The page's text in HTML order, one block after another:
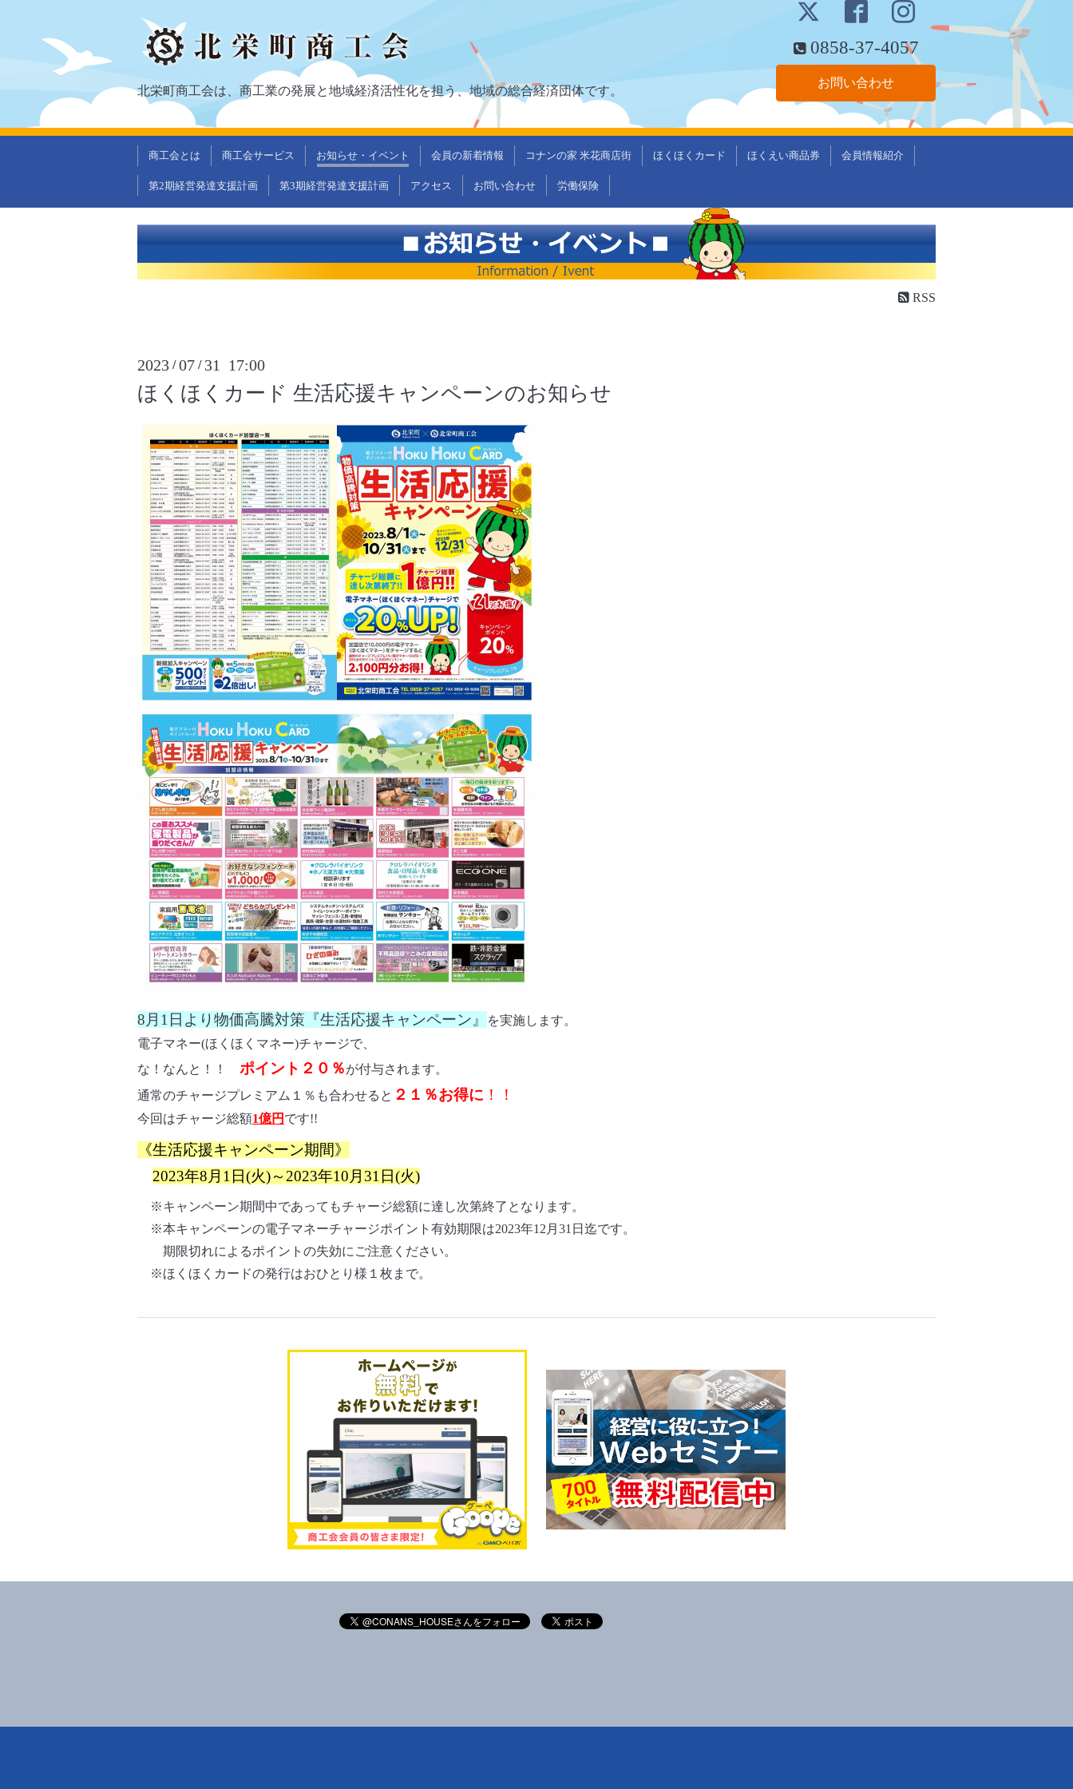
北栄町商工会は、商工業の発展と地域経済活性化を担う、地域の総合経済団体です。
0858-37-4057
お問い合わせ
商工会とは 商工会サービス お知らせ・イベント 会員の新着情報 コナンの家 米花商店街 ほくほくカード ほくえい商品券 会員情報紹介
第2期経営発達支援計画 第3期経営発達支援計画 アクセス お問い合わせ 労働保険
RSS
2023 /07 / 31 17:00
ほくほくカード 生活応援キャンペーンのお知らせ
8月1日より物価高騰対策 『生活応援キャンペーン』
を実施します。
電子マネー(ほくほくマネー)チャージで、
な！なんと！！ ポイント２０％が付与されます。
通常のチャージプレミアム１％も合わせると ２１％お得に ！！
今回はチャージ総額1億円 です!!
《生活応援キャンペーン期間》
2023年8月1日(火)～2023年10月31日(火)
※キャンペーン期間中であってもチャージ総額に達し次第終了となります。
※本キャンペーンの電子マネーチャージポイント有効期限は2023年12月31日迄です。
期限切れによるポイントの失効にご注意ください。
※ほくほくカードの発行はおひとり様１枚まで。